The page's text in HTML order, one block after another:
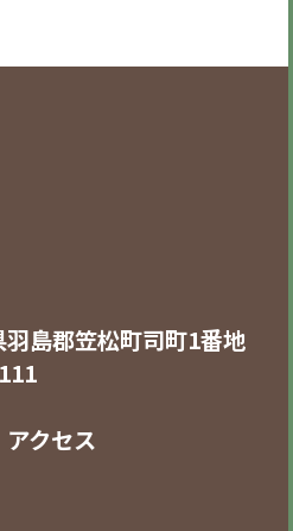
島郡笠松町司町1番地
アクセス